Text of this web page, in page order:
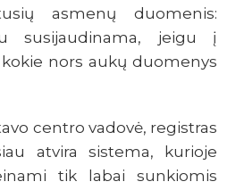
asmenų duomenis:
susijaudinama, jeigu į
nors aukų duomenys
centro vadovė, registras
atvira sistema, kurioje
tik labai sunkiomis